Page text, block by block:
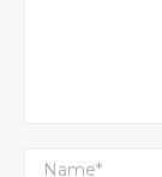
Name *